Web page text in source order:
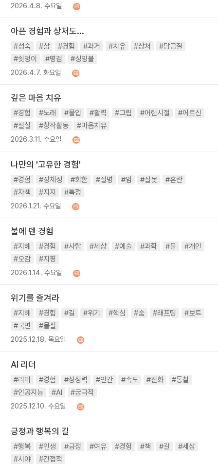
2026.4.8. 수요일
아픈 경험과 상처도...
#성숙 #삶 #경험 #과거 #치유 #상처
#담금질
#쇳덩이
#명검 #싱잉볼
2026.4.7. 화요일
깊은 마음 치유
#경험 #노래 #몰입 #활력 #그림 #어린시절
#어르신
#절실
#창작활동 #마음치유
2026.3.11. 수요일
나만의 '고유한 경험'
#경험 #정체성 #회한 #질병 #암 #잘못
#혼란
#자책
#지지 #특정
2026.1.21. 수요일
불에 덴 경험
#지혜 #경험 #사람 #세상 #예술 #과학 #불
#개인
#오감
#지평
2026.1.14. 수요일
위기를 즐겨라
#지혜 #경험 #길 #위기 #핵심 #숨 #래프팅
#보트
#국면
#물살
2025.12.18. 목요일
AI 리더
#리더 #경험 #상상력 #인간 #속도 #진화
#통찰
#인공지능
#AI #궁극적
2025.12.10. 수요일
긍정과 행복의 길
#행복 #인생 #긍정 #여유 #경험 #책 #길
#세상
#시야
#간접적